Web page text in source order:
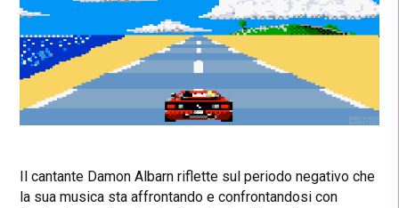
Il cantante Damon Albarn riflette sul periodo negativo che
la sua musica sta affrontando e confrontandosi con